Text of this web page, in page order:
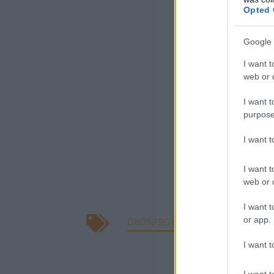
Opted
Google
I want
web or
I want
I want
I want
web or
I want
or app.
I want
A védelmi
alkalmas
DragonFire
korábban
jelenleg
DRÓNFEGYVEREK FEGYVEREK